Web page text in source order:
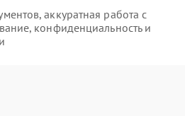
аккуратная работа с
конфиденциальность и